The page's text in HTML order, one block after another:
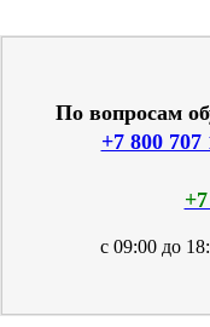
По вопросам
+7 800 707
с 09:00 до